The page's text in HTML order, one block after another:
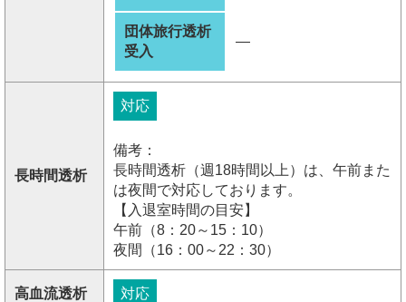
団体旅行透析
受入
―
長時間透析
対応
備考：
長時間透析（週18時間以上）は、午前また
は夜間で対応しております。
【入退室時間の目安】
午前（8：20～15：10）
夜間（16：00～22：30）
高血流透析 対応